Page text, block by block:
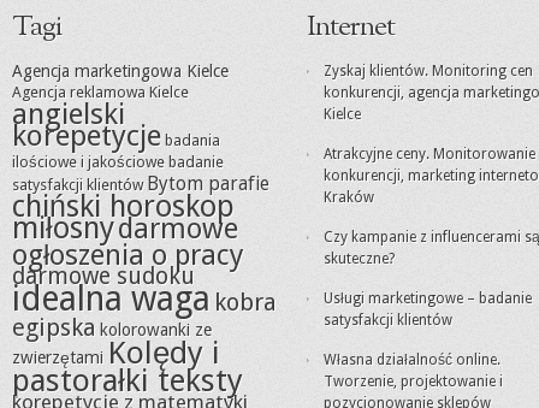
Tagi
Agencja marketingowa Kielce
Agencja reklamowa Kielce
angielski
korepetycje badania
ilościowe i jakościowe badanie
satysfakcji klientów Bytom parafie
chiński horoskop
miłosnydarmowe
ogłoszenia o pracy
darmowe sudoku
idealna waga kobra
egipska kolorowanki ze
zwierzętami Kolędy i
pastorałki teksty
korepetycje z matematyki
Internet
Zyskaj klientów. Monitoring cen
konkurencji, agencja
Kielce
Atrakcyjne ceny. Monitorowanie
konkurencji, marketing
Kraków
Czy kampanie z influencerami są
skuteczne?
Usługi marketingowe – badanie
satysfakcji klientów
Własna działalność online.
Tworzenie, projektowanie i
pozycjonowanie sklepów